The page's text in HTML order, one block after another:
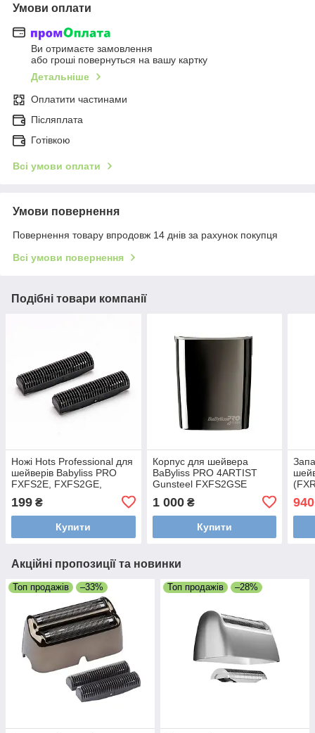
Умови оплати
Ви отримаєте замовлення
або гроші повернуться на вашу картку
Детальніше
Оплатити частинами
Післяплата
Готівкою
Всі умови оплати
Умови повернення
Повернення товару впродовж 14 днів за рахунок покупця
Всі умови повернення
Подібні товари компанії
Ножі Hots Professional для
шейверів Babyliss PRO
FXFS2E, FXFS2GE,
FXRF2-01)
199 ₴
Купити
Корпус для шейвера
BaByliss PRO 4ARTIST
Gunsteel FXFS2GSE
1 000₴
Купити
940
Акційні пропозиції та новинки
Топ продажів –33% Топ продажів –28%